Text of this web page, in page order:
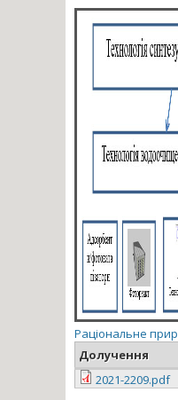
Раціональне
Долучення
2021-2209.pdf